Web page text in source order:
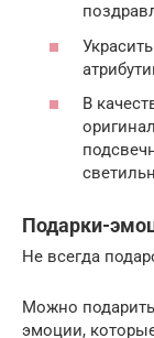
В
Подарки-
Не всегда
Можно
эмоции,